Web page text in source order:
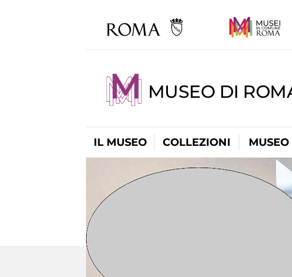
MUSEO DI
IL MUSEO COLLEZIONI